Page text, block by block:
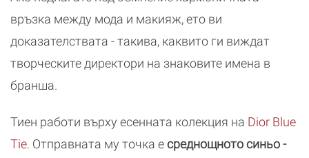
връзка между мода и макияж, ето ви
доказателствата - такива, каквито ги виждат
творческите директори на знаковите имена в
бранша.
Тиен работи върху есенната колекция на Dior Blue
Tie. Отправната му точка есреднощното синьо -